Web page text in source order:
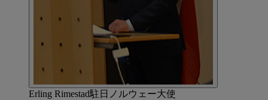
Erling Rimestad駐日ノルウェー大使